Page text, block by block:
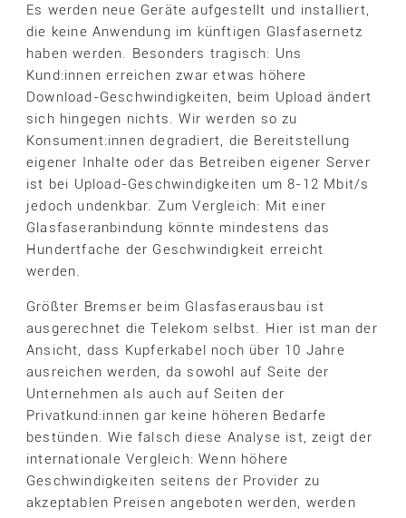
Es werden neue Geräte aufgestellt und installiert,
die keine Anwendung im künftigen Glasfasernetz
haben werden. Besonders tragisch: Uns
Kund:innen erreichen zwar etwas höhere
Download-Geschwindigkeiten, beim Upload ändert
sich hingegen nichts. Wir werden so zu
Konsument:innen degradiert, die Bereitstellung
eigener Inhalte oder das Betreiben eigener Server
ist bei Upload-Geschwindigkeiten um 8-12 Mbit/s
jedoch undenkbar. Zum Vergleich: Mit einer
Glasfaseranbindung könnte mindestens das
Hundertfache der Geschwindigkeit erreicht
werden.
Größter Bremser beim Glasfaserausbau ist
ausgerechnet die Telekom selbst. Hier ist man der
Ansicht, dass Kupferkabel noch über 10 Jahre
ausreichen werden, da sowohl auf Seite der
Unternehmen als auch auf Seiten der
Privatkund:innen gar keine höheren Bedarfe
bestünden. Wie falsch diese Analyse ist, zeigt der
internationale Vergleich: Wenn höhere
Geschwindigkeiten seitens der Provider zu
akzeptablen Preisen angeboten werden, werden